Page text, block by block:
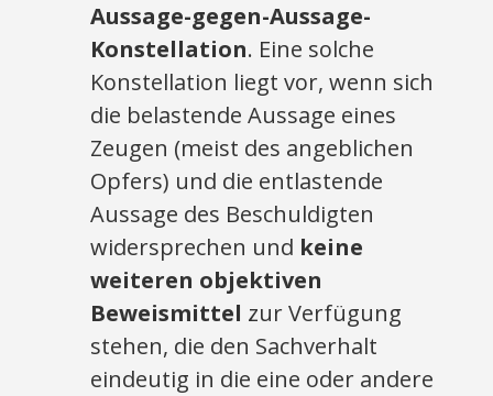
Aussage-gegen-Aussage-
Konstellation. Eine solche
Konstellation liegt vor, wenn sich
die belastende Aussage eines
Zeugen (meist des angeblichen
Opfers) und die entlastende
Aussage des Beschuldigten
widersprechen und keine
weiteren objektiven
Beweismittel zur Verfügung
stehen, die den Sachverhalt
eindeutig in die eine oder andere